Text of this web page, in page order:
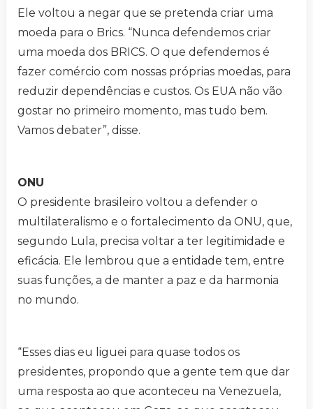
Ele voltou a negar que se pretenda criar uma
moeda para o Brics. “Nunca defendemos criar
uma moeda dos BRICS. O que defendemos é
fazer comércio com nossas próprias moedas, para
reduzir dependências e custos. Os EUA não vão
gostar no primeiro momento, mas tudo bem.
Vamos debater”, disse.
ONU
O presidente brasileiro voltou a defender o
multilateralismo e o fortalecimento da ONU, que,
segundo Lula, precisa voltar a ter legitimidade e
eficácia. Ele lembrou que a entidade tem, entre
suas funções, a de manter a paz e da harmonia
no mundo.
“Esses dias eu liguei para quase todos os
presidentes, propondo que a gente tem que dar
uma resposta ao que aconteceu na Venezuela,